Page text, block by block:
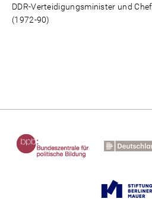
DDR-Verteidigungsminister und
(1972-90)